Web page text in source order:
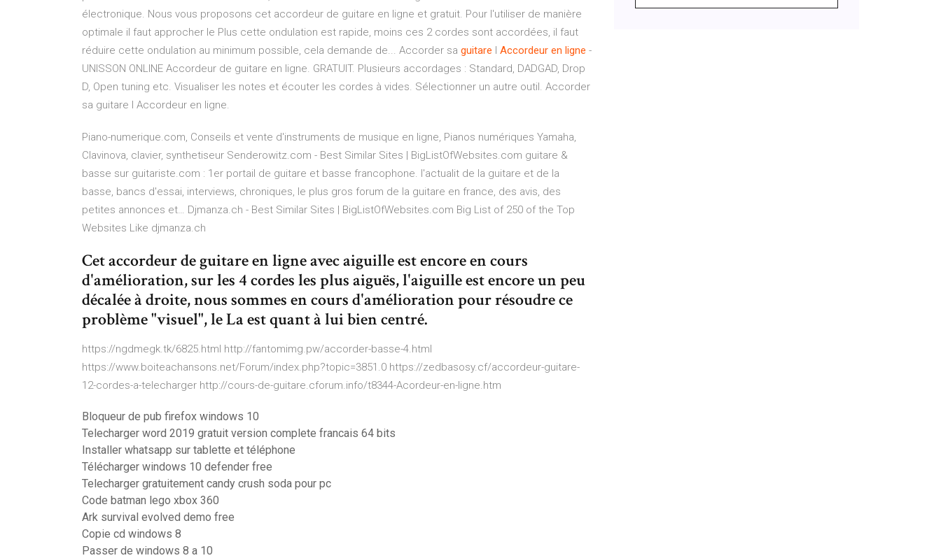
électronique. Nous vous proposons cet accordeur de guitare en ligne et gratuit. Pour l'utiliser de manière
optimale il faut approcher le Plus cette ondulation est rapide, moins ces 2 cordes sont accordées, il faut
réduire cette ondulation au minimum possible, cela demande de... Accorder sa guitare I Accordeur en ligne -
UNISSON ONLINE Accordeur de guitare en ligne. GRATUIT. Plusieurs accordages : Standard, DADGAD, Drop
D, Open tuning etc. Visualiser les notes et écouter les cordes à vides. Sélectionner un autre outil. Accorder
sa guitare I Accordeur en ligne.
Piano-numerique.com, Conseils et vente d'instruments de musique en ligne, Pianos numériques Yamaha,
Clavinova, clavier, synthetiseur Senderowitz.com - Best Similar Sites | BigListOfWebsites.com guitare &
basse sur guitariste.com : 1er portail de guitare et basse francophone. l'actualit de la guitare et de la
basse, bancs d'essai, interviews, chroniques, le plus gros forum de la guitare en france, des avis, des
petites annonces et… Djmanza.ch - Best Similar Sites | BigListOfWebsites.com Big List of 250 of the Top
Websites Like djmanza.ch
Cet accordeur de guitare en ligne avec aiguille est encore en cours
d'amélioration, sur les 4 cordes les plus aiguës, l'aiguille est encore un peu
décalée à droite, nous sommes en cours d'amélioration pour résoudre ce
problème "visuel", le La est quant à lui bien centré.
https://ngdmegk.tk/6825.html http://fantomimg.pw/accorder-basse-4.html
https://www.boiteachansons.net/Forum/index.php?topic=3851.0 https://zedbasosy.cf/accordeur-guitare-
12-cordes-a-telecharger http://cours-de-guitare.cforum.info/t8344-Acordeur-en-ligne.htm
Bloqueur de pub firefox windows 10
Telecharger word 2019 gratuit version complete francais 64 bits
Installer whatsapp sur tablette et téléphone
Télécharger windows 10 defender free
Telecharger gratuitement candy crush soda pour pc
Code batman lego xbox 360
Ark survival evolved demo free
Copie cd windows 8
Passer de windows 8 a 10